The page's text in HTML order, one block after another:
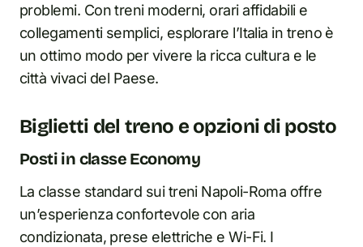
problemi. Con treni moderni, orari affidabili e
collegamenti semplici, esplorare l’Italia in treno è
un ottimo modo per vivere la ricca cultura e le
città vivaci del Paese.
Biglietti del treno e opzioni di posto
Posti in classe Economy
La classe standard sui treni Napoli-Roma offre
un’esperienza confortevole con aria
condizionata, prese elettriche e Wi-Fi. I